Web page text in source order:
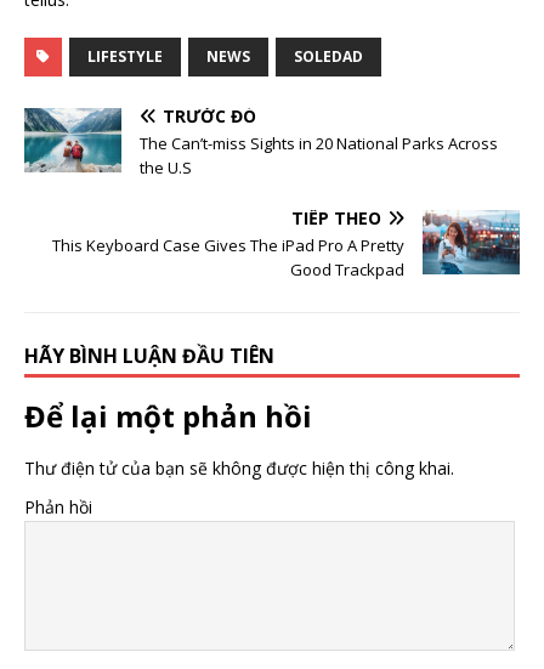
LIFESTYLE NEWS SOLEDAD
TRƯỚC ĐÓ
The Can’t-miss Sights in 20 National Parks Across
the U.S
TIẾP THEO
This Keyboard Case Gives The iPad Pro A Pretty
Good Trackpad
HÃY BÌNH LUẬN ĐẦU TIÊN
Để lại một phản hồi
Thư điện tử của bạn sẽ không được hiện thị công khai.
Phản hồi